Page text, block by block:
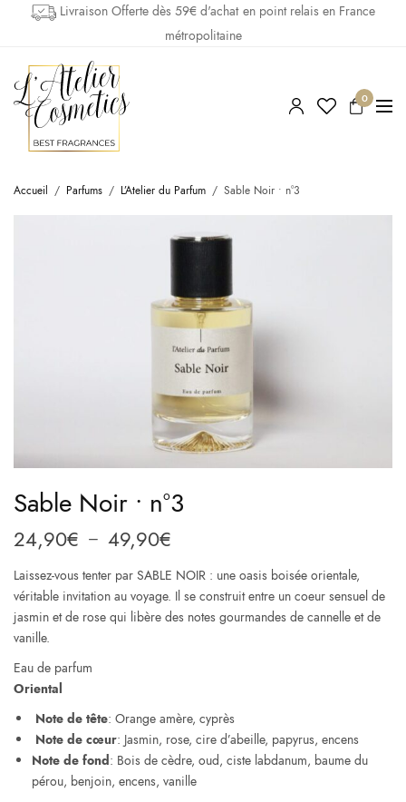
Livraison Offerte dès 59€ d'achat en point relais en France
métropolitaine
0
Accueil / Parfums / L’Atelier du Parfum / Sable Noir • n°3
Sable Noir • n°3
24,90€ – 49,90€
prix :
24,90€
Laissez-vous tenter par SABLE NOIR : une oasis boisée orientale,
véritable invitation au voyage. Il se construit entre un coeur sensuel de
jasmin et de rose qui libère des notes gourmandes de cannelle et de
vanille.
Eau de parfum
Oriental
Note de tête: Orange amère, cyprès
Note de cœur: Jasmin, rose, cire d’abeille, papyrus, encens
Note de fond: Bois de cèdre, oud, ciste labdanum, baume du
pérou, benjoin, encens, vanille